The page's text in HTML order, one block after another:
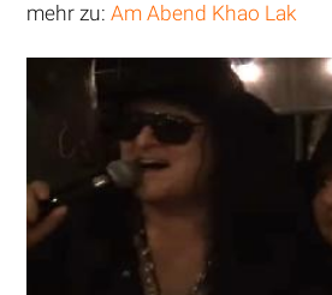
mehr zu:Am Abend Khao Lak